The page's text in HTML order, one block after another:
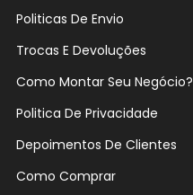
Politicas De Envio
Trocas E Devoluções
Como Montar Seu Negócio?
Politica De Privacidade
Depoimentos De Clientes
Como Comprar